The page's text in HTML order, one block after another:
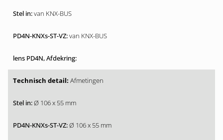
van KNX-BUS
van KNX-BUS
Afmetingen
Ø 106 x 55 mm
Ø 106 x 55 mm